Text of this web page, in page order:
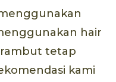
hair
tetap
kami